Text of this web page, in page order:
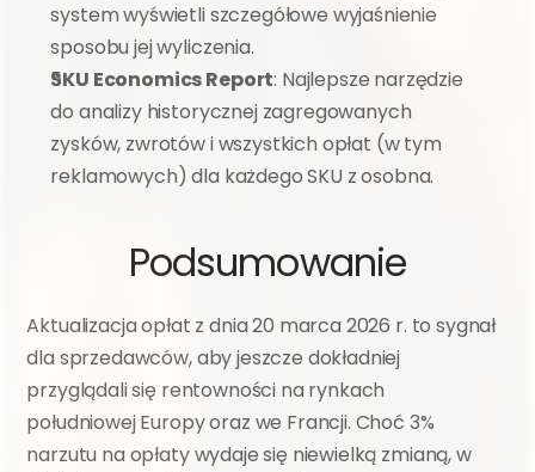
system wyświetli szczegółowe wyjaśnienie
sposobu jej wyliczenia.
SKU Economics Report: Najlepsze narzędzie
do analizy historycznej zagregowanych
zysków, zwrotów i wszystkich opłat (w tym
reklamowych) dla każdego SKU z osobna.
Podsumowanie
Aktualizacja opłat z dnia 20 marca 2026 r. to sygnał
dla sprzedawców, aby jeszcze dokładniej
przyglądali się rentowności na rynkach
południowej Europy oraz we Francji. Choć 3%
narzutu na opłaty wydaje się niewielką zmianą, w